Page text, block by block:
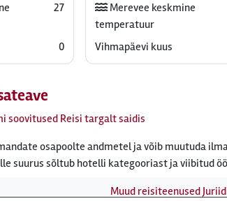
27
0
Merevee keskmine
temperatuur
Vihmapäevi kuus
soovitused Reisi targalt saidis
osapoolte andmetel ja võib muutuda
suurus sõltub hotelli kategooriast ja viibitud
Muud reisiteenused